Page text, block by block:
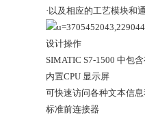
·以及相应的工艺模块和
设计操作
SIMATIC S7-1500 中包
内置CPU 显示屏
可快速访问各种文本信
标准前连接器